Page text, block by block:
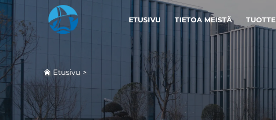
ETUSIVU TIETOA MEISTÄ
Etusivu >